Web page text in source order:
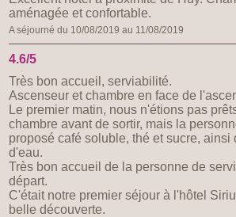
aménagée et confortable.
A séjourné du 10/08/2019 au 11/08/2019
4.6/5
Très bon accueil, serviabilité.
Ascenseur et chambre en face de
Le premier matin, nous n'étions pas
chambre avant de sortir, mais la
proposé café soluble, thé et sucre,
d'eau.
Très bon accueil de la personne de
départ.
C'était notre premier séjour à l'hôtel
belle découverte.